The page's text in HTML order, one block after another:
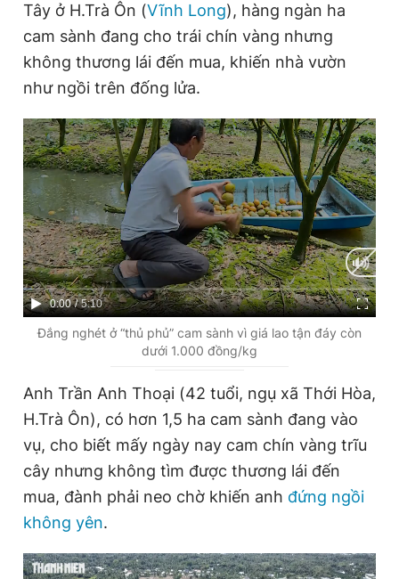
Theo dõi báo trên
Hotline
0906 645 777
Liên hệ quảng cáo
0908 780 404
Đặt báo Quảng cáo RSS Tòa soạn Chính sách bảo
Phó tổng biên tập thường trực: Hải Thành
Phó tổng biên tập: Lâm Hiếu Dũng
Phó tổng biên tập: Trần Việt Hưng
Tổng thư ký tòa soạn: Đức Trung
Giấy phép xuất bản số 110/GP - BTTTT cấp ngày 24.3.2020
© 2003-2026 Bản quyền thuộc về Báo Thanh Niên. Cấm sao
chép dưới mọi hình thức nếu không có sự chấp thuận bằng văn
bản. Phát triển bởi ePi Technologies, JSC.
Tây ở H.Trà Ôn (Vĩnh Long), hàng ngàn ha
cam sành đang cho trái chín vàng nhưng
không thương lái đến mua, khiến nhà vườn
như ngồi trên đống lửa.
C
u
e
0:00 / D
u
5:10
Đắng nghét ở “thủ phủ” cam sành vì giá lao tận đáy còn
dưới 1.000 đồng/kg
Anh Trần Anh Thoại (42 tuổi, ngụ xã Thới Hòa,
H.Trà Ôn), có hơn 1,5 ha cam sành đang vào
vụ, cho biết mấy ngày nay cam chín vàng trĩu
cây nhưng không tìm được thương lái đến
mua, đành phải neo chờ khiến anh đứng ngồi
không yên.